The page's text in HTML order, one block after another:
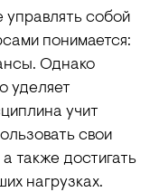
собой
понимается:
Однако
уделяет
учит
свои
также достигать
нагрузках.